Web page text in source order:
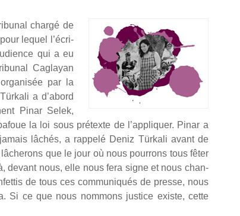
char­gé de
lequel l’é­cri­
qui a eu
Caglayan
par la
a d’a­bord
Pinar Selek,
la loi sous pré­texte de l’ap­pli­quer. Pinar a
lâchés, a rap­pe­lé Deniz Tür­ka­li avant de
que le jour où nous pour­rons tous fêter
devant nous, elle nous fera signe et nous chan­
de tous ces com­mu­ni­qués de presse, nous
Si ce que nous nom­mons jus­tice existe, cette